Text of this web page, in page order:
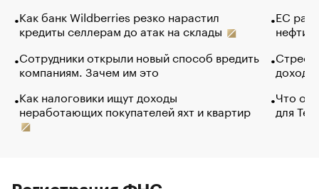
Как банк Wildberries резко нарастил
кредиты селлерам до атак на склады
Сотрудники открыли новый способ вредить
компаниям. Зачем им это
Как налоговики ищут доходы
неработающих покупателей яхт и квартир
ЕС
нефти
Что
для